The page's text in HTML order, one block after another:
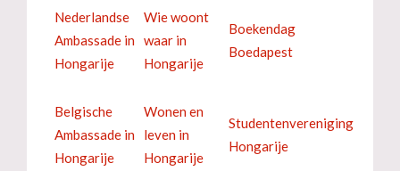
Nederlandse
Ambassade in
Hongarije
Wie woont
waar in
Hongarije
Boekendag
Boedapest
Belgische
Ambassade in
Hongarije
Wonen en
leven in
Hongarije
Studentenvereniging
Hongarije